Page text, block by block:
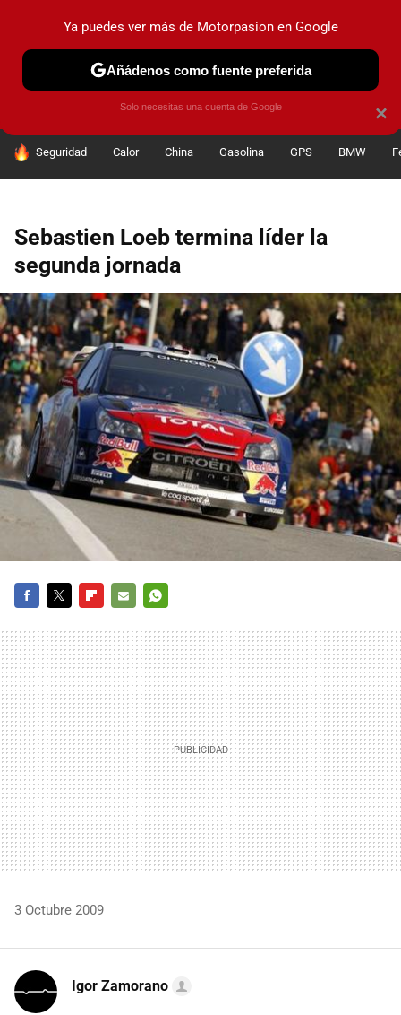
PRUEBAS COCHES ELÉCTRICOS OBSERVATORIO
HOY SE HABLA DE
Seguridad Calor China Gasolina GPS BMW
Sebastien Loeb termina líder la
segunda jornada
MAIL
3 Octubre 2009
Igor Zamorano
×
Ya puedes ver más de Motorpasion en Google
Añádenos como fuente preferida
Solo necesitas una cuenta de Google